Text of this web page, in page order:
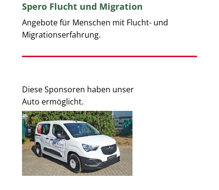
Spero Flucht und Migration
Angebote für Menschen mit Flucht- und
Migrationserfahrung.
Diese Sponsoren haben unser
Auto ermöglicht.